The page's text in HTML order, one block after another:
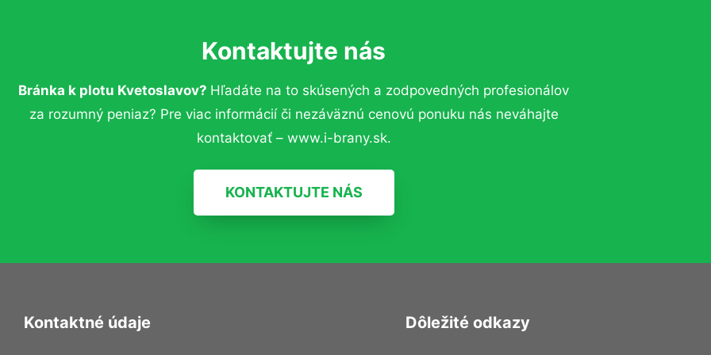
Kontaktujte nás
Bránka k plotu Kvetoslavov? Hľadáte na to skúsených a zodpovedných profesionálov
za rozumný peniaz? Pre viac informácií či nezáväznú cenovú ponuku nás neváhajte
kontaktovať – www.i-brany.sk.
KONTAKTUJTE NÁS
Kontaktné údaje Dôležité odkazy